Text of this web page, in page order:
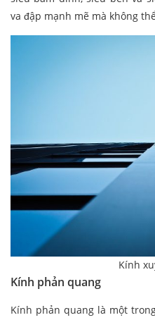
va đập mạnh mẽ mà không
Kính
Kính phản quang
Kính phản quang là một